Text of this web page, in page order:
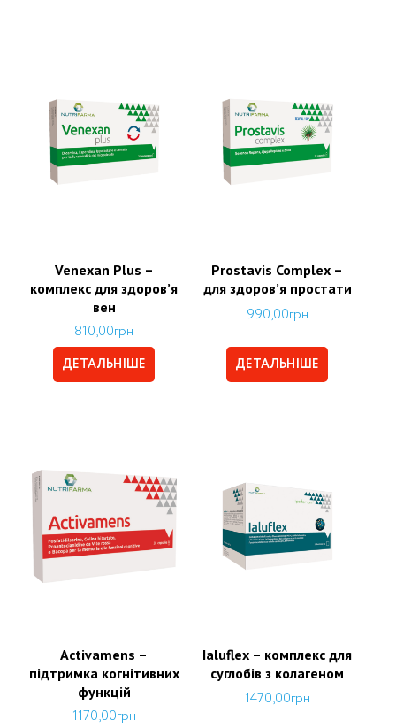
Venexan Plus –
комплекс для здоров’я
вен
810,00грн
ДЕТАЛЬНІШЕ
Prostavis Complex –
для здоров’я простати
990,00грн
ДЕТАЛЬНІШЕ
Activamens –
підтримка когнітивних
функцій
1170,00грн
Ialuflex – комплекс для
суглобів з колагеном
1470,00грн